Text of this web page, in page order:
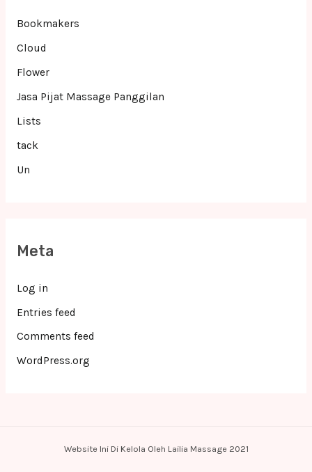
Bookmakers
Cloud
Flower
Jasa Pijat Massage Panggilan
Lists
tack
Un
Meta
Log in
Entries feed
Comments feed
WordPress.org
Website Ini Di Kelola Oleh Lailia Massage 2021